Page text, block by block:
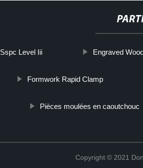
Sspc Level Iii Engraved
Formwork Rapid Clamp
Pièces moulées en caoutchouc
Copyright © 2021